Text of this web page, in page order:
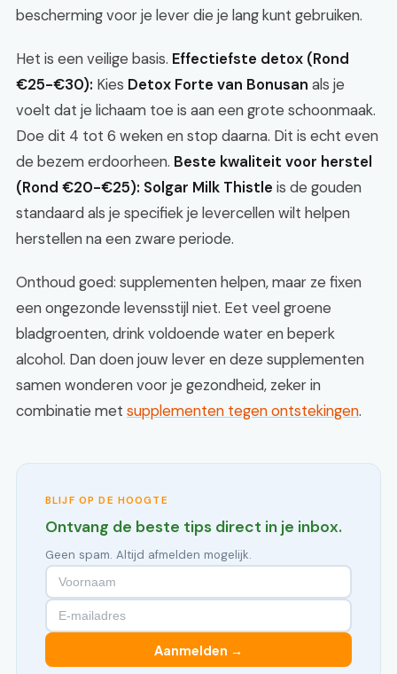
bescherming voor je lever die je lang kunt gebruiken.
Het is een veilige basis. Effectiefste detox (Rond
€25-€30): Kies Detox Forte van Bonusan als je
voelt dat je lichaam toe is aan een grote schoonmaak.
Doe dit 4 tot 6 weken en stop daarna. Dit is echt even
de bezem erdoorheen. Beste kwaliteit voor herstel
(Rond €20-€25): Solgar Milk Thistle is de gouden
standaard als je specifiek je levercellen wilt helpen
herstellen na een zware periode.
Onthoud goed: supplementen helpen, maar ze fixen
een ongezonde levensstijl niet. Eet veel groene
bladgroenten, drink voldoende water en beperk
alcohol. Dan doen jouw lever en deze supplementen
samen wonderen voor je gezondheid, zeker in
combinatie met supplementen tegen ontstekingen.
BLIJF OP DE HOOGTE
Ontvang de beste tips direct in je inbox.
Geen spam. Altijd afmelden mogelijk.
Aanmelden →